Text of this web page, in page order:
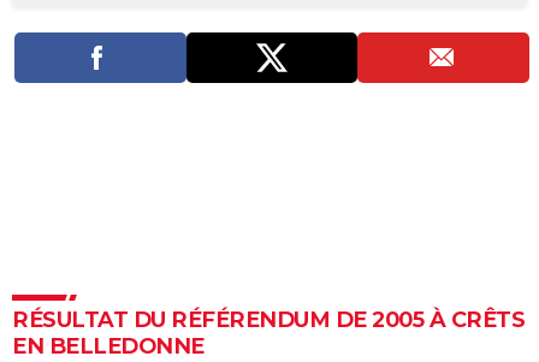
PHOTO
GUIDES D'ACHAT
COPAINS D'AVANT
RÉSULTAT DU RÉFÉRENDUM DE 2005 À CRÊTS
EN BELLEDONNE